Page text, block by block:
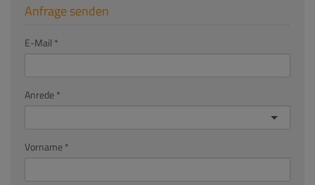
Anfrage senden
E-Mail
Anrede
Vorname